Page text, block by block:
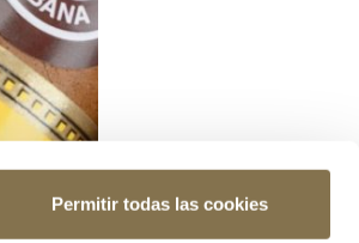
Permitir todas las cookies